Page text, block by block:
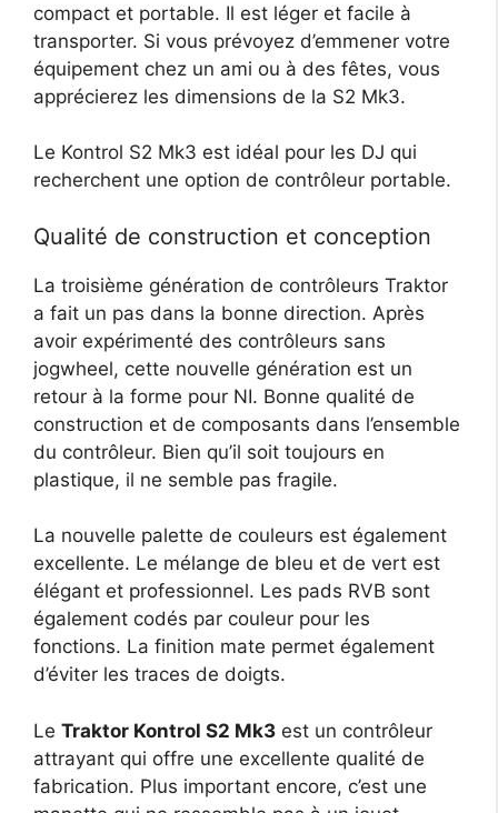
compact et portable. Il est léger et facile à
transporter. Si vous prévoyez d’emmener votre
équipement chez un ami ou à des fêtes, vous
apprécierez les dimensions de la S2 Mk3.
Le Kontrol S2 Mk3 est idéal pour les DJ qui
recherchent une option de contrôleur portable.
Qualité de construction et conception
La troisième génération de contrôleurs Traktor
a fait un pas dans la bonne direction. Après
avoir expérimenté des contrôleurs sans
jogwheel, cette nouvelle génération est un
retour à la forme pour NI. Bonne qualité de
construction et de composants dans l’ensemble
du contrôleur. Bien qu’il soit toujours en
plastique, il ne semble pas fragile.
La nouvelle palette de couleurs est également
excellente. Le mélange de bleu et de vert est
élégant et professionnel. Les pads RVB sont
également codés par couleur pour les
fonctions. La finition mate permet également
d’éviter les traces de doigts.
Le Traktor Kontrol S2 Mk3 est un contrôleur
attrayant qui offre une excellente qualité de
fabrication. Plus important encore, c’est une